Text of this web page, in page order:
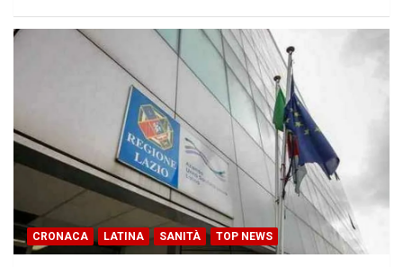
CRONACA LATINA SANITÀ TOP NEWS